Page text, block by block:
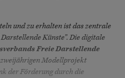
und zu erhalten ist das zentrale
Künste”. Die digitale
Freie Darstellende
Modellprojekt
der Förderung durch die